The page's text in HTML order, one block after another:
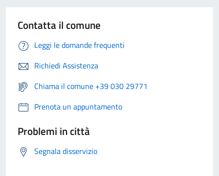
Contatta il comune
Leggi le domande frequenti
Richiedi Assistenza
Chiama il comune +39 030 29771
Prenota un appuntamento
Problemi in città
Segnala disservizio